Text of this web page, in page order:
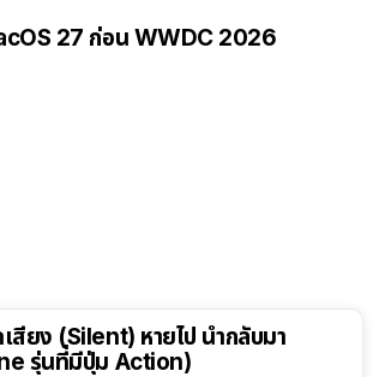
27 ก่อน WWDC 2026
สียง (Silent) หายไป นำกลับมา
รุ่นที่มีปุ่ม Action)